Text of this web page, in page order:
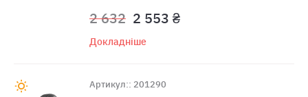
2 632 2 553 ₴
Докладніше
Артикул:: 201290